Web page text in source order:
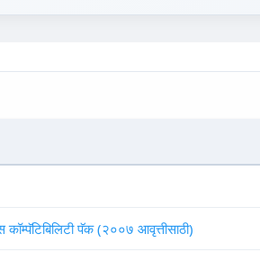
पॅक (२००७ आवृत्तीसाठी)